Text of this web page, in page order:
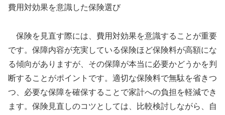
費用対効果を意識した保険選び
保険を見直す際には、費用対効果を意識することが重要
です。保障内容が充実している保険ほど保険料が高額にな
る傾向がありますが、その保障が本当に必要かどうかを判
断することがポイントです。適切な保険料で無駄を省きつ
つ、必要な保障を確保することで家計への負担を軽減でき
ます。保険見直しのコツとしては、比較検討しながら、自